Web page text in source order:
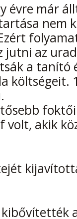
évre már
nem
jutni az
a tanító
költségeit.
foktői
volt, akik